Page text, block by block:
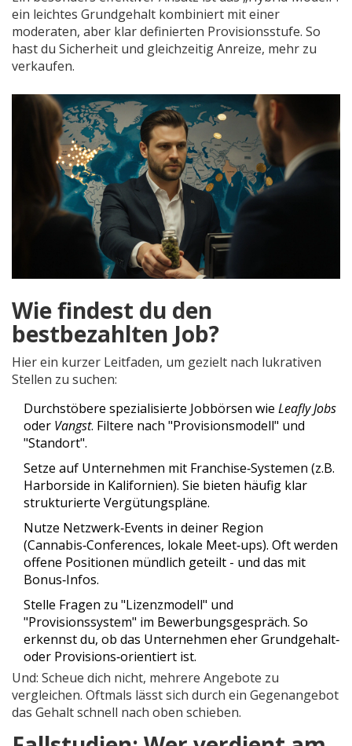
ein leichtes Grundgehalt kombiniert mit einer
moderaten, aber klar definierten Provisionsstufe. So
hast du Sicherheit und gleichzeitig Anreize, mehr zu
verkaufen.
Wie findest du den
bestbezahlten Job?
Hier ein kurzer Leitfaden, um gezielt nach lukrativen
Stellen zu suchen:
Durchstöbere spezialisierte Jobbörsen wie Leafly Jobs
oder Vangst. Filtere nach "Provisionsmodell" und
"Standort".
Setze auf Unternehmen mit Franchise‑Systemen (z.B.
Harborside in Kalifornien). Sie bieten häufig klar
strukturierte Vergütungspläne.
Nutze Netzwerk‑Events in deiner Region
(Cannabis‑Conferences, lokale Meet‑ups). Oft werden
offene Positionen mündlich geteilt - und das mit
Bonus‑Infos.
Stelle Fragen zu "Lizenzmodell" und
"Provisionssystem" im Bewerbungsgespräch. So
erkennst du, ob das Unternehmen eher Grundgehalt‑
oder Provisions‑orientiert ist.
Und: Scheue dich nicht, mehrere Angebote zu
vergleichen. Oftmals lässt sich durch ein Gegenangebot
das Gehalt schnell nach oben schieben.